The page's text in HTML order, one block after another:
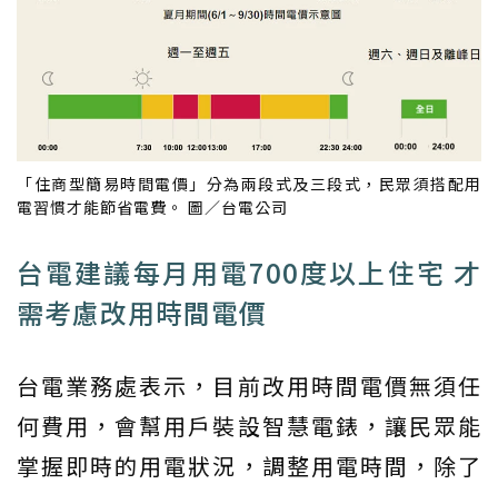
「住商型簡易時間電價」分為兩段式及三段式，民眾須搭配用
電習慣才能節省電費。 圖／台電公司
台電建議每月用電700度以上住宅 才
需考慮改用時間電價
台電業務處表示，目前改用時間電價無須任
何費用，會幫用戶裝設智慧電錶，讓民眾能
掌握即時的用電狀況，調整用電時間，除了